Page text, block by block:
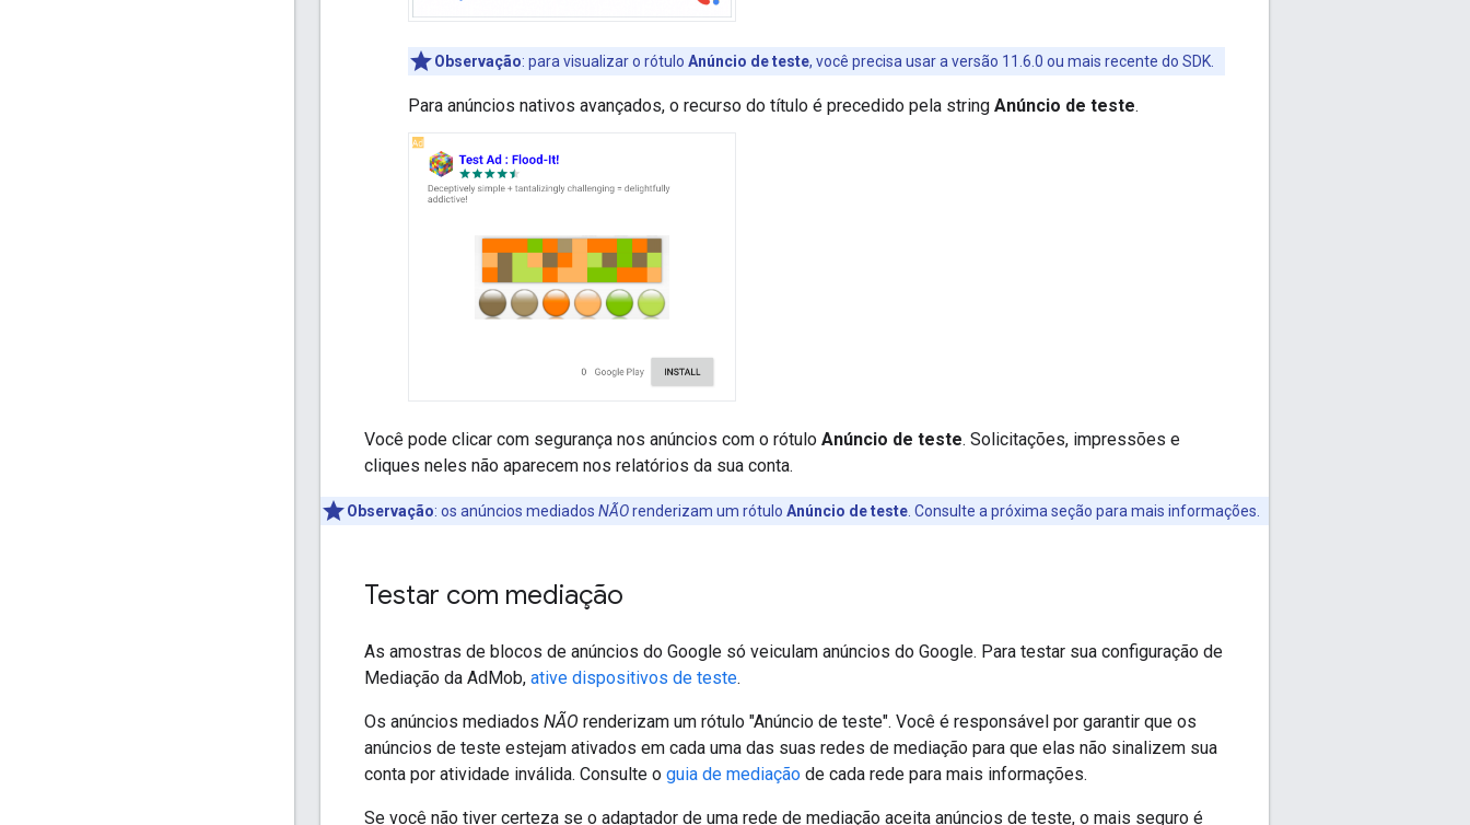
Observação: para visualizar o rótulo Anúncio de teste, você precisa usar a versão 11.6.0 ou mais recente do SDK.
Para anúncios nativos avançados, o recurso do título é precedido pela string Anúncio de teste.
Você pode clicar com segurança nos anúncios com o rótulo Anúncio de teste. Solicitações, impressões e
cliques neles não aparecem nos relatórios da sua conta.
Observação: os anúncios mediados NÃOrenderizam um rótulo Anúncio de teste. Consulte a próxima seção para mais informações.
Testar com mediação
As amostras de blocos de anúncios do Google só veiculam anúncios do Google. Para testar sua configuração de
Mediação da AdMob, ative dispositivos de teste.
Os anúncios mediados NÃO renderizam um rótulo "Anúncio de teste". Você é responsável por garantir que os
anúncios de teste estejam ativados em cada uma das suas redes de mediação para que elas não sinalizem sua
conta por atividade inválida. Consulte o guia de mediação de cada rede para mais informações.
Se você não tiver certeza se o adaptador de uma rede de mediação aceita anúncios de teste, o mais seguro é